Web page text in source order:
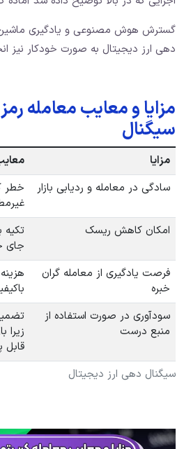
گسترش هوش مصنوعی و یادگیری
دهی ارز دیجیتال به صورت خودکار نیز
مزایا و معایب معامله
سیگنال
سیگنال دهی ارز دیجیتال
مزایا
سادگی در معامله و ردیابی بازار
خطر
امکان کاهش ریسک
تکیه
جای
فرصت یادگیری از معامله گران
خبره
سودآوری در صورت استفاده از
منبع درست
زیرا